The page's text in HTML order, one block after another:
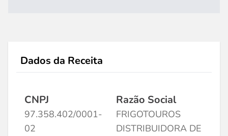
Dados da Receita
CNPJ
97.358.402/0001-
02
Razão Social
FRIGOTOUROS
DISTRIBUIDORA DE